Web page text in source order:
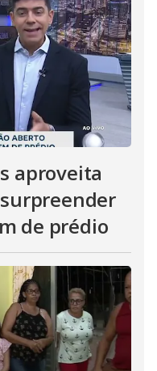
aproveita
de prédio